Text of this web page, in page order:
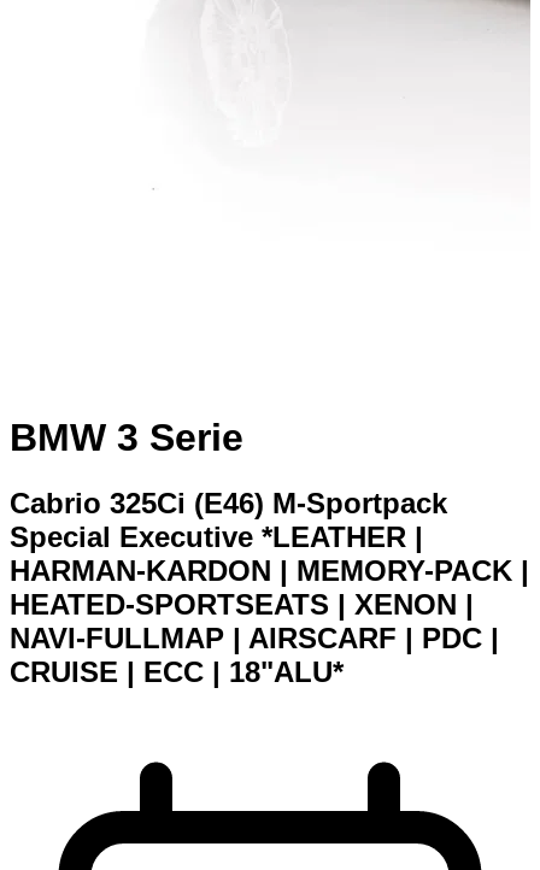
BMW 3 Serie
Cabrio 325Ci (E46) M-Sportpack
Special Executive *LEATHER |
HARMAN-KARDON | MEMORY-PACK |
HEATED-SPORTSEATS | XENON |
NAVI-FULLMAP | AIRSCARF | PDC |
CRUISE | ECC | 18"ALU*